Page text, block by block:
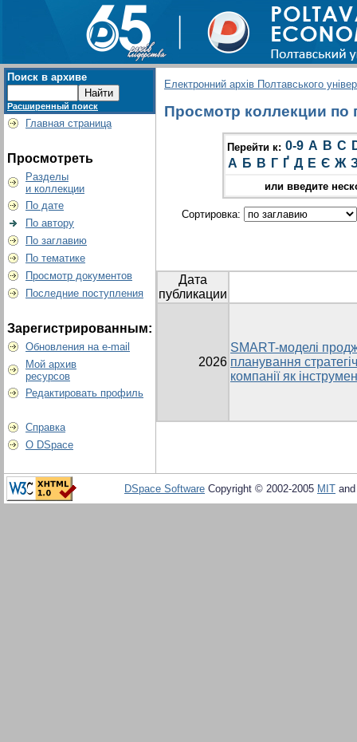
Поиск в архиве
Расширенный поиск
Главная страница
Просмотреть
Разделы
и коллекции
По дате
По автору
По заглавию
По тематике
Просмотр документов
Последние поступления
Зарегистрированным:
Обновления на e-mail
Мой архив
ресурсов
Редактировать профиль
Справка
О DSpace
Електронний архів Полтавського
Просмотр коллекции по
Перейти к: 0-9 A B C
А Б В Г Ґ Д Е Є Ж
или введите
Сортировка:
Дата
публикации
2026
SMART-моделі
планування
компанії як
DSpace Software Copyright © 2002-2005 MIT